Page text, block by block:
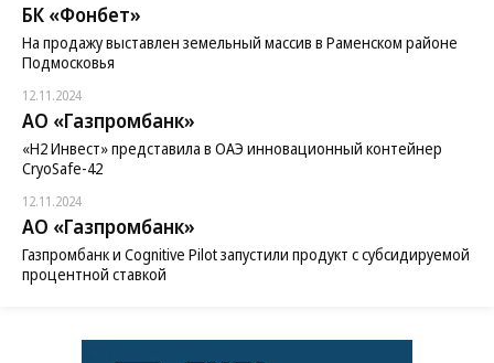
БК «Фонбет»
На продажу выставлен земельный массив в Раменском районе
Подмосковья
12.11.2024
АО «Газпромбанк»
«H2 Инвест» представила в ОАЭ инновационный контейнер
CryoSafe-42
12.11.2024
АО «Газпромбанк»
Газпромбанк и Cognitive Pilot запустили продукт с субсидируемой
процентной ставкой